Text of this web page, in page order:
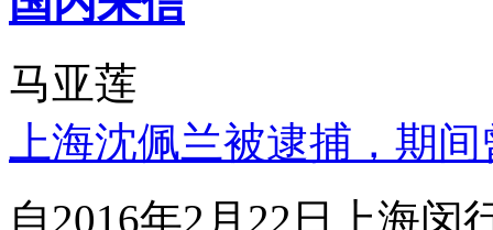
马亚莲
上海沈佩兰被逮捕，期
自2016年2月22日上海